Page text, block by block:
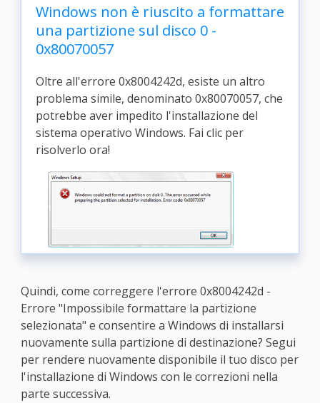
Windows non è riuscito a formattare
una partizione sul disco 0 -
0x80070057
Oltre all'errore 0x8004242d, esiste un altro
problema simile, denominato 0x80070057, che
potrebbe aver impedito l'installazione del
sistema operativo Windows. Fai clic per
risolverlo ora!
Quindi, come correggere l'errore 0x8004242d -
Errore "Impossibile formattare la partizione
selezionata" e consentire a Windows di installarsi
nuovamente sulla partizione di destinazione? Segui
per rendere nuovamente disponibile il tuo disco per
l'installazione di Windows con le correzioni nella
parte successiva.